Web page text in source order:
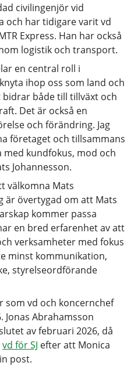
civilingenjör vid
och har tidigare varit vd
Express. Han har också
logistik och transport.
en central roll i
ihop oss som land och
både till tillväxt och
Det är också en
och förändring. Jag
företaget och tillsammans
med kundfokus, mod och
Johannesson.
välkomna Mats
är övertygad om att Mats
kommer passa
en bred erfarenhet av att
verksamheter med fokus
minst kommunikation,
styrelseordförande
som vd och koncernchef
Jonas Abrahamsson
av februari 2026, då
vd för SJ efter att Monica
post.